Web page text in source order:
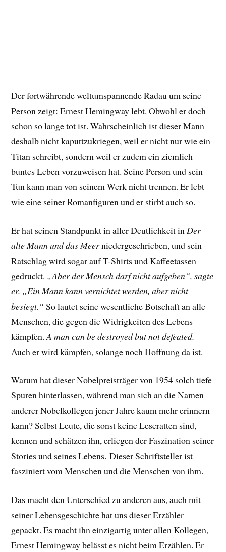
Der fortwährende weltumspannende Radau um seine
Person zeigt: Ernest Hemingway lebt. Obwohl er doch
schon so lange tot ist. Wahrscheinlich ist dieser Mann
deshalb nicht kaputtzukriegen, weil er nicht nur wie ein
Titan schreibt, sondern weil er zudem ein ziemlich
buntes Leben vorzuweisen hat. Seine Person und sein
Tun kann man von seinem Werk nicht trennen. Er lebt
wie eine seiner Romanfiguren und er stirbt auch so.
Er hat seinen Standpunkt in aller Deutlichkeit in Der
alte Mann und das Meerniedergeschrieben, und sein
Ratschlag wird sogar auf T-Shirts und Kaffeetassen
gedruckt. „Aber der Mensch darf nicht aufgeben“, sagte
er. „Ein Mann kann vernichtet werden, aber nicht
besiegt.“So lautet seine wesentliche Botschaft an alle
Menschen, die gegen die Widrigkeiten des Lebens
kämpfen. A man can be destroyed but not defeated.
Auch er wird kämpfen, solange noch Hoffnung da ist.
Warum hat dieser Nobelpreisträger von 1954 solch tiefe
Spuren hinterlassen, während man sich an die Namen
anderer Nobelkollegen jener Jahre kaum mehr erinnern
kann? Selbst Leute, die sonst keine Leseratten sind,
kennen und schätzen ihn, erliegen der Faszination seiner
Stories und seines Lebens. Dieser Schriftsteller ist
fasziniert vom Menschen und die Menschen von ihm.
Das macht den Unterschied zu anderen aus, auch mit
seiner Lebensgeschichte hat uns dieser Erzähler
gepackt. Es macht ihn einzigartig unter allen Kollegen,
Ernest Hemingway belässt es nicht beim Erzählen. Er